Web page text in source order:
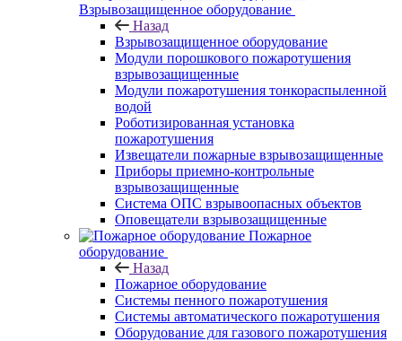
Взрывозащищенное оборудование
Назад
Взрывозащищенное оборудование
Модули порошкового пожаротушения
взрывозащищенные
Модули пожаротушения тонкораспыленной
водой
Роботизированная установка
пожаротушения
Извещатели пожарные взрывозащищенные
Приборы приемно-контрольные
взрывозащищенные
Система ОПС взрывоопасных объектов
Оповещатели взрывозащищенные
Пожарное
оборудование
Назад
Пожарное оборудование
Системы пенного пожаротушения
Системы автоматического пожаротушения
Оборудование для газового пожаротушения